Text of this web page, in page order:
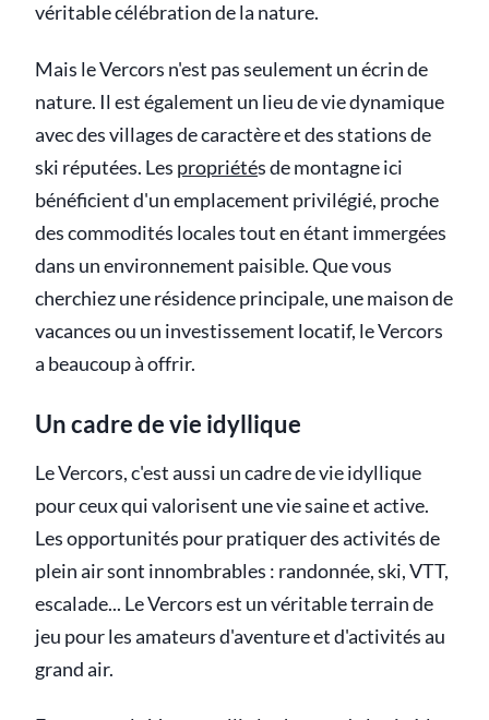
véritable célébration de la nature.
Mais le Vercors n'est pas seulement un écrin de
nature. Il est également un lieu de vie dynamique
avec des villages de caractère et des stations de
ski réputées. Les propriétés de montagne ici
bénéficient d'un emplacement privilégié, proche
des commodités locales tout en étant immergées
dans un environnement paisible. Que vous
cherchiez une résidence principale, une maison de
vacances ou un investissement locatif, le Vercors
a beaucoup à offrir.
Un cadre de vie idyllique
Le Vercors, c'est aussi un cadre de vie idyllique
pour ceux qui valorisent une vie saine et active.
Les opportunités pour pratiquer des activités de
plein air sont innombrables : randonnée, ski, VTT,
escalade... Le Vercors est un véritable terrain de
jeu pour les amateurs d'aventure et d'activités au
grand air.